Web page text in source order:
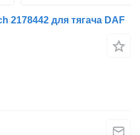
для тягача DAF